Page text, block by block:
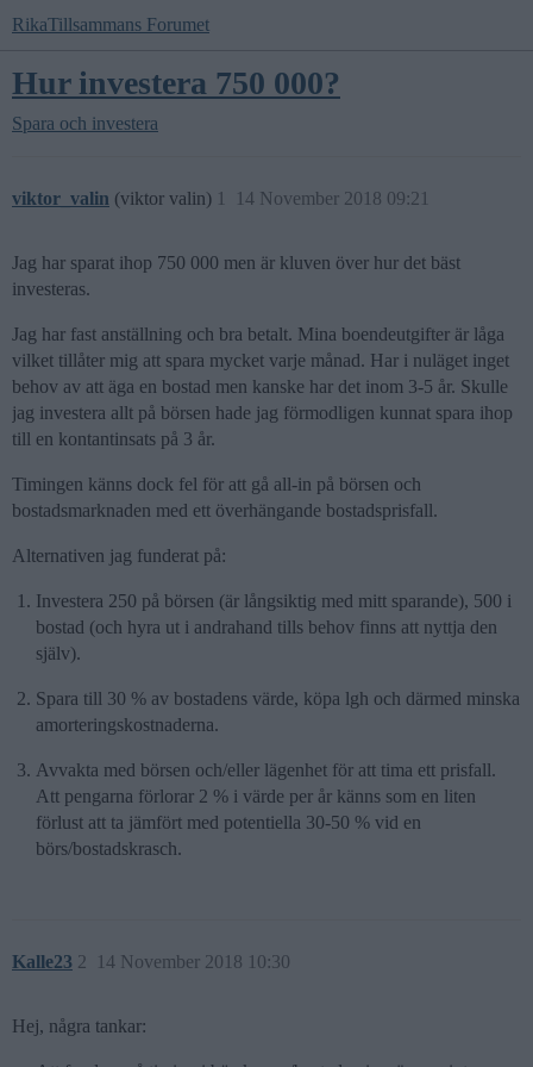
RikaTillsammans Forumet
Hur investera 750 000?
Spara och investera
viktor_valin (viktor valin) 14 November 2018 09:21
1
Jag har sparat ihop 750 000 men är kluven över hur det bäst
investeras.
Jag har fast anställning och bra betalt. Mina boendeutgifter är låga
vilket tillåter mig att spara mycket varje månad. Har i nuläget inget
behov av att äga en bostad men kanske har det inom 3-5 år. Skulle
jag investera allt på börsen hade jag förmodligen kunnat spara ihop
till en kontantinsats på 3 år.
Timingen känns dock fel för att gå all-in på börsen och
bostadsmarknaden med ett överhängande bostadsprisfall.
Alternativen jag funderat på:
Investera 250 på börsen (är långsiktig med mitt sparande), 500 i
bostad (och hyra ut i andrahand tills behov finns att nyttja den
själv).
Spara till 30 % av bostadens värde, köpa lgh och därmed minska
amorteringskostnaderna.
Avvakta med börsen och/eller lägenhet för att tima ett prisfall.
Att pengarna förlorar 2 % i värde per år känns som en liten
förlust att ta jämfört med potentiella 30-50 % vid en
börs/bostadskrasch.
Kalle23 14 November 2018 10:30
2
Hej, några tankar: